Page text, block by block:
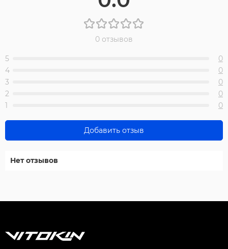
0 отзывов
5
0
4
0
3
0
2
0
1
0
Добавить отзыв
Нет отзывов